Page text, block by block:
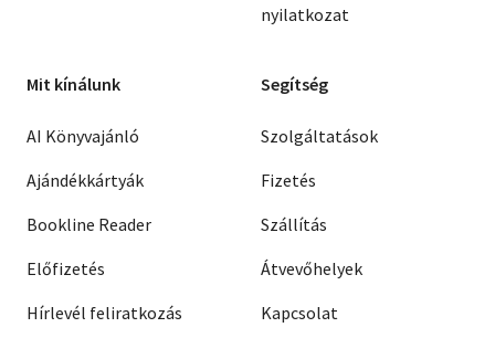
nyilatkozat
Mit kínálunk
AI Könyvajánló
Ajándékkártyák
Bookline Reader
Előfizetés
Hírlevél feliratkozás
Segítség
Szolgáltatások
Fizetés
Szállítás
Átvevőhelyek
Kapcsolat